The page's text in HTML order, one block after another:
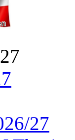
27